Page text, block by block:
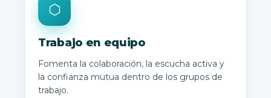
⬡
Trabajo en equipo
Fomenta la colaboración, la escucha activa y
la confianza mutua dentro de los grupos de
trabajo.